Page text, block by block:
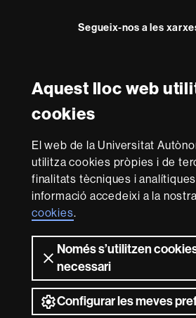
Aquest lloc web
cookies
El web de la Universitat
utilitza cookies pròpies i de
finalitats tècniques i
informació accedeixi a la
cookies.
Només s’utilitzen
necessari
Configurar les meves
Segueix-nos a les
Reconeixement internacional
in
-
Amb el
Sobre
aquest
web
Avís legal
web Accessibilitat web